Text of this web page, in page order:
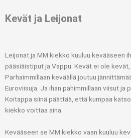
Kevät ja Leijonat
Leijonat ja MM kiekko kuuluu kevääseen
pääsiäistiput ja Vappu. Kevät ei ole kevät,
Parhaimmillaan keväällä joutuu
Euroviisuja. Ja ihan pahimmillaan viisut ja
Koitappa siinä päättää, että kumpaa
kiekko voittaa aina.
Kevääseen se MM kiekko vaan kuuluu